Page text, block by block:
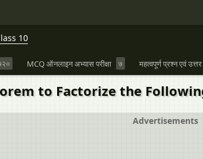
10
MCQ ऑनलाइन अभ्यास परीक्षा ७ महत्वपूर्ण प्रश्न एवं उत्तर
to Factorize the
Advertisements